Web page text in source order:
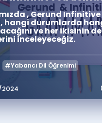
Şifremi
ÜYE DEĞİLİM
Görüşleri
Araçlar
Kaynaklar
Hesaplama
İngilizce
Kariyer
, Gerund
hangi durumlarda
ve her ikisinin
inceleyeceğiz.
#Yabancı Dil Öğrenimi